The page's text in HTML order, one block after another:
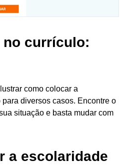
no currículo:
como colocar a
diversos casos. Encontre o
situação e basta mudar com
a escolaridade